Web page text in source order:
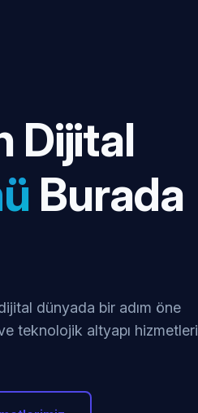
Dijital
Burada
dünyada bir adım öne
teknolojik altyapı hizmetleri